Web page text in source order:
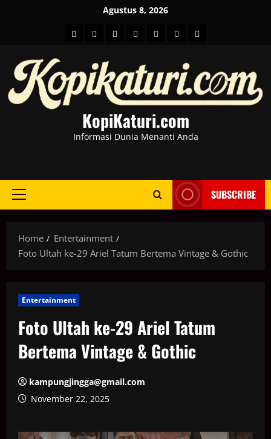
Agustus 8, 2026
HOMEBeritahot
BusinessKesehatan
SportEntertainment
KopiKaturi.com
Informasi Dunia Menanti Anda
Primary
SUBSCRIBE
Home
Entertainment
Foto Ultah ke-29 Ariel Tatum Bertema Vintage & Gothic
Entertainment
Foto Ultah ke-29 Ariel Tatum
Bertema Vintage & Gothic
kampungjingga@gmail.com
November 22, 2025